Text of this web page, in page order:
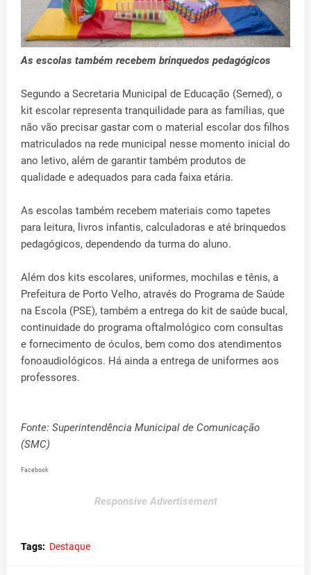
As escolas também recebem brinquedos pedagógicos
Segundo a Secretaria Municipal de Educação (Semed), o
kit escolar representa tranquilidade para as famílias, que
não vão precisar gastar com o material escolar dos filhos
matriculados na rede municipal nesse momento inicial do
ano letivo, além de garantir também produtos de
qualidade e adequados para cada faixa etária.
As escolas também recebem materiais como tapetes
para leitura, livros infantis, calculadoras e até brinquedos
pedagógicos, dependendo da turma do aluno.
Além dos kits escolares, uniformes, mochilas e tênis, a
Prefeitura de Porto Velho, através do Programa de Saúde
na Escola (PSE), também a entrega do kit de saúde bucal,
continuidade do programa oftalmológico com consultas
e fornecimento de óculos, bem como dos atendimentos
fonoaudiológicos. Há ainda a entrega de uniformes aos
professores.
Fonte: Superintendência Municipal de Comunicação
(SMC)
Facebook
Responsive Advertisement
Tags: Destaque